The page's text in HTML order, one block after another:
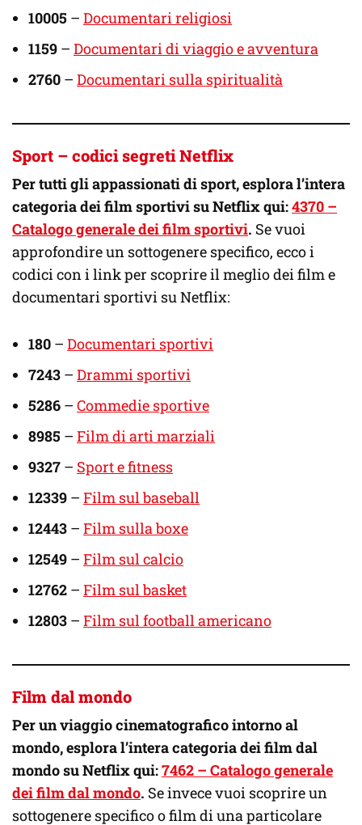
10005 – Documentari religiosi
1159 – Documentari di viaggio e avventura
2760 – Documentari sulla spiritualità
Sport – codici segreti Netflix
Per tutti gli appassionati di sport, esplora l’intera
categoria dei film sportivi su Netflix qui:4370 –
Catalogo generale dei film sportivi. Se vuoi
approfondire un sottogenere specifico, ecco i
codici con i link per scoprire il meglio dei film e
documentari sportivi su Netflix:
180 – Documentari sportivi
7243 – Drammi sportivi
5286 – Commedie sportive
8985 – Film di arti marziali
9327 – Sport e fitness
12339 – Film sul baseball
12443 – Film sulla boxe
12549 – Film sul calcio
12762 – Film sul basket
12803 – Film sul football americano
Film dal mondo
Per un viaggio cinematografico intorno al
mondo, esplora l’intera categoria dei film dal
mondo su Netflix qui:7462 – Catalogo generale
dei film dal mondo. Se invece vuoi scoprire un
sottogenere specifico o film di una particolare